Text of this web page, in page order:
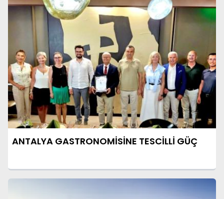
ANTALYA GASTRONOMİSİNE TESCİLLİ GÜÇ